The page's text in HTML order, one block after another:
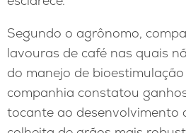
Segundo o agrônomo,
lavouras de café nas quais
do manejo de bioestimulação
companhia constatou
tocante ao desenvolvimento